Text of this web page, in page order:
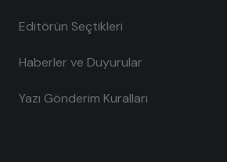
Editörün Seçtikleri
Haberler ve Duyurular
Yazı Gönderim Kuralları